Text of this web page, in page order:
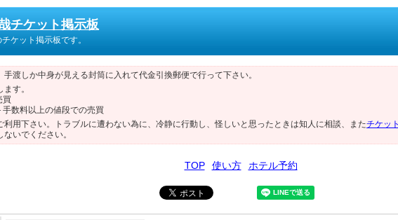
チケット掲示板
ケット掲示板です。
渡しか中身が見える封筒に入れて代金引換郵便で行って下さい。
す。
買
数料以上の値段での売買
利用下さい。トラブルに遭わない為に、冷静に行動し、怪しいと思ったときは知人に相談、またチケッ
いでください。
TOP 使い方 ホテル予約